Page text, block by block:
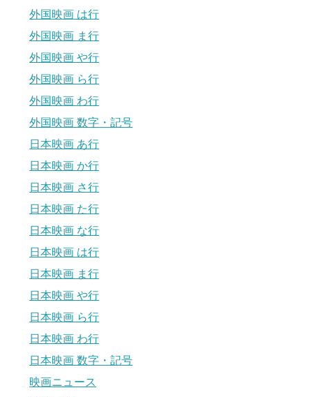
外国映画 は行
外国映画 ま行
外国映画 や行
外国映画 ら行
外国映画 わ行
外国映画 数字・記号
日本映画 あ行
日本映画 か行
日本映画 さ行
日本映画 た行
日本映画 な行
日本映画 は行
日本映画 ま行
日本映画 や行
日本映画 ら行
日本映画 わ行
日本映画 数字・記号
映画ニュース